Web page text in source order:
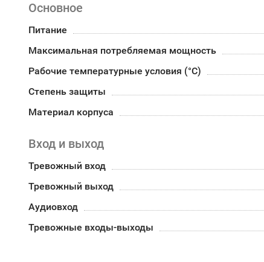
Основное
Питание
Максимальная потребляемая мощность
Рабочие температурные условия (°С)
Степень защиты
Материал корпуса
Вход и выход
Тревожный вход
Тревожный выход
Аудиовход
Тревожные входы-выходы